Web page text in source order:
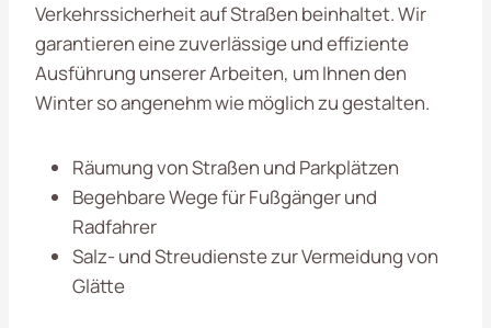
Verkehrssicherheit auf Straßen beinhaltet. Wir
garantieren eine zuverlässige und effiziente
Ausführung unserer Arbeiten, um Ihnen den
Winter so angenehm wie möglich zu gestalten.
Räumung von Straßen und Parkplätzen
Begehbare Wege für Fußgänger und
Radfahrer
Salz- und Streudienste zur Vermeidung von
Glätte